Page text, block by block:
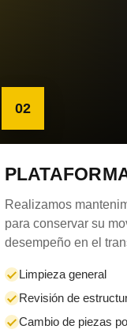
02
Realizamos
para conservar su
desempeño en el
Limpieza general
Revisión de
Cambio de piezas